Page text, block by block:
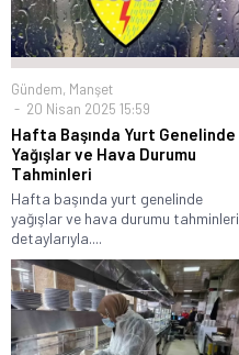
Gündem, Manşet
20 Nisan 2025 15:59
Hafta Başında Yurt Genelinde
Yağışlar ve Hava Durumu
Tahminleri
Hafta başında yurt genelinde
yağışlar ve hava durumu tahminleri
detaylarıyla....